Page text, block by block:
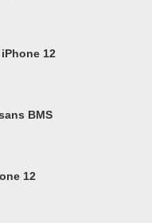
12
BMS
12